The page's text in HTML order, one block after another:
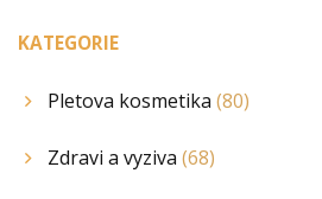
KATEGORIE
Pletova kosmetika (80)
Zdravi a vyziva (68)